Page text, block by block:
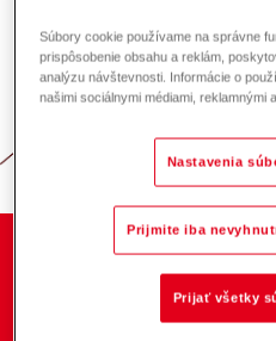
Zodpovednosť za
O spoločnosti
Súbory cookie používame na správne
prispôsobenie obsahu a reklám,
analýzu návštevnosti. Informácie o
našimi sociálnymi médiami, reklamnými
Nastavenia
Prijmite iba
Prijať všetky